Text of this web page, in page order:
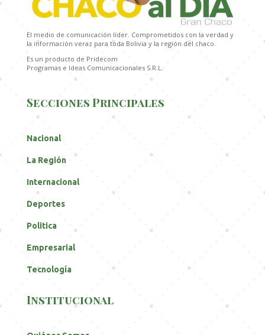
El medio de comunicación líder. Comprometidos con la verdad y
la información veraz para toda Bolivia y la región del chaco.
Es un producto de Pridecom
Programas e Ideas Comunicacionales S.R.L.
Secciones Principales
Nacional
La Región
Internacional
Deportes
Politica
Empresarial
Tecnología
Institucional